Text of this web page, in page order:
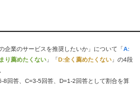
企業のサービスを推奨したいか」について「A:
り薦めたくない 」「D:全く薦めたくない 」の4段
回答、C=3-5回答、D=1-2回答として割合を算